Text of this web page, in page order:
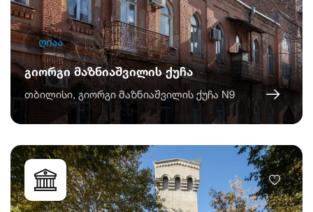
ღიაა
გიორგი მაზნიაშვილის ქუჩა
თბილისი, გიორგი მაზნიაშვილის ქუჩა N9